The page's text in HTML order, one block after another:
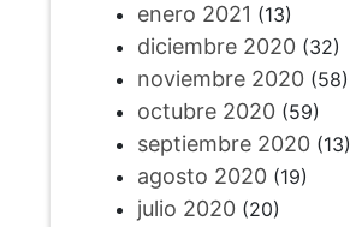
enero 2021 (13)
diciembre 2020(32)
noviembre 2020(58)
octubre 2020(59)
septiembre 2020(13)
agosto 2020(19)
julio 2020(20)